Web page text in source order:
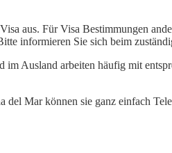
aus. Für Visa Bestimmungen
informieren Sie sich beim
Ausland arbeiten häufig mit
Mar können sie ganz einfach